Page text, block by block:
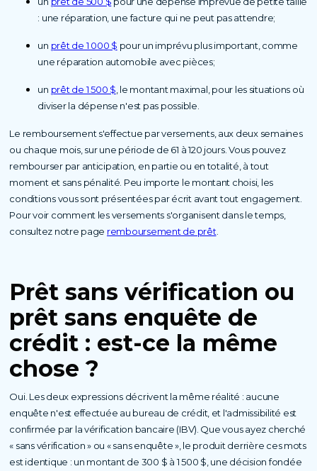
: une réparation, une facture qui ne peut pas attendre;
un prêt de 1 000 $ pour un imprévu plus important, comme
une réparation automobile avec pièces;
un prêt de 1 500 $ , le montant maximal, pour les situations où
diviser la dépense n'est pas possible.
Le remboursement s'effectue par versements, aux deux semaines
ou chaque mois, sur une période de 61 à 120 jours. Vous pouvez
rembourser par anticipation, en partie ou en totalité, à tout
moment et sans pénalité. Peu importe le montant choisi, les
conditions vous sont présentées par écrit avant tout engagement.
Pour voir comment les versements s'organisent dans le temps,
consultez notre page remboursement de prêt
Prêt sans vérification ou
prêt sans enquête de
crédit : est-ce la même
chose ?
Oui. Les deux expressions décrivent la même réalité : aucune
enquête n'est effectuée au bureau de crédit, et l'admissibilité est
confirmée par la vérification bancaire (IBV). Que vous ayez cherché
« sans vérification » ou « sans enquête », le produit derrière ces mots
est identique : un montant de 300 $ à 1 500 $, une décision fondée